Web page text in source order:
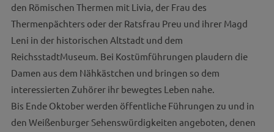
den Römischen Thermen mit Livia, der Frau des
Thermenpächters oder der Ratsfrau Preu und ihrer Magd
Leni in der historischen Altstadt und dem
ReichsstadtMuseum. Bei Kostümführungen plaudern die
Damen aus dem Nähkästchen und bringen so dem
interessierten Zuhörer ihr bewegtes Leben nahe.
Bis Ende Oktober werden öffentliche Führungen zu und in
den Weißenburger Sehenswürdigkeiten angeboten, denen